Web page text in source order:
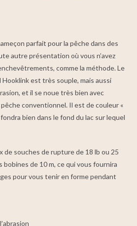
parfait pour la pêche dans des
autre présentation où vous n’avez
comme la méthode. Le
est très souple, mais aussi
et il se noue très bien avec
conventionnel. Il est de couleur «
bien dans le fond du lac sur lequel
de souches de rupture de 18 lb ou 25
de 10 m, ce qui vous fournira
pour vous tenir en forme pendant